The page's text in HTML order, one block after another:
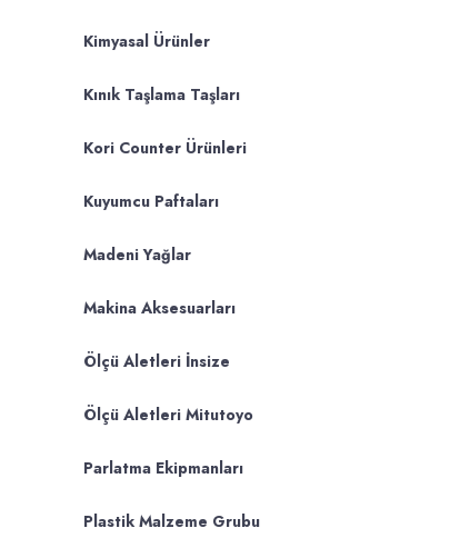
Kimyasal Ürünler
Kınık Taşlama Taşları
Kori Counter Ürünleri
Kuyumcu Paftaları
Madeni Yağlar
Makina Aksesuarları
Ölçü Aletleri İnsize
Ölçü Aletleri Mitutoyo
Parlatma Ekipmanları
Plastik Malzeme Grubu